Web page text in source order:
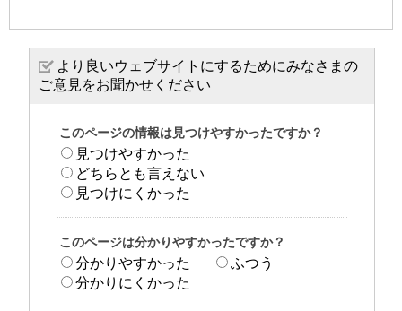
より良いウェブサイトにするためにみなさまの
ご意見をお聞かせください
このページの情報は見つけやすかったですか？
見つけやすかった
どちらとも言えない
見つけにくかった
このページは分かりやすかったですか？
分かりやすかった
ふつう
分かりにくかった